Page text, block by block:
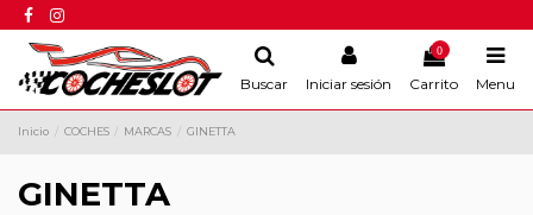
Buscar Iniciar sesión
0
Carrito Menu
Inicio COCHES MARCAS GINETTA
GINETTA